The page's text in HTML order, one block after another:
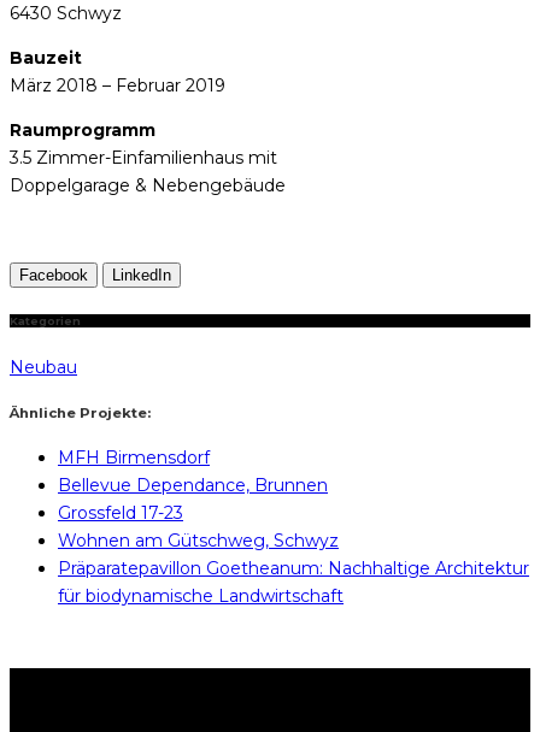
6430 Schwyz
Bauzeit
März 2018 – Februar 2019
Raumprogramm
3.5 Zimmer-Einfamilienhaus mit
Doppelgarage & Nebengebäude
Facebook LinkedIn
Kategorien
Neubau
Ähnliche Projekte:
MFH Birmensdorf
Bellevue Dependance, Brunnen
Grossfeld 17-23
Wohnen am Gütschweg, Schwyz
Präparatepavillon Goetheanum: Nachhaltige Architektur
für biodynamische Landwirtschaft